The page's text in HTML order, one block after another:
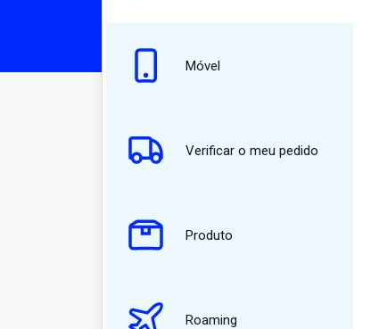
Móvel
Verificar o meu pedido
Produto
Roaming